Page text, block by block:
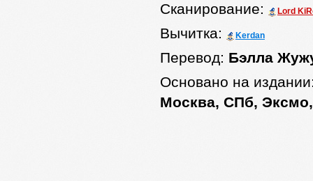
Сканирование:
Lord
Вычитка: Kerdan
Перевод: Бэлла
Основано на
Москва, СПб, Эксмо,